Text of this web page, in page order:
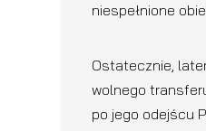
niespełnione
Ostatecznie,
wolnego
po jego odejścu